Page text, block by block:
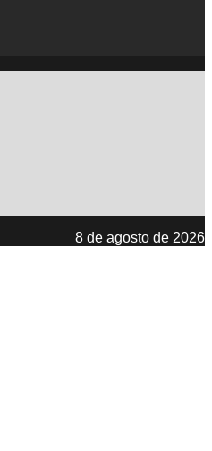
8 de agosto de 2026